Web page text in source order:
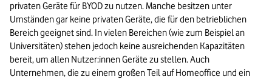
privaten Geräte für BYOD zu nutzen. Manche besitzen unter
Umständen gar keine privaten Geräte, die für den betrieblichen
Bereich geeignet sind. In vielen Bereichen (wie zum Beispiel an
Universitäten) stehen jedoch keine ausreichenden Kapazitäten
bereit, um allen Nutzer:innen Geräte zu stellen. Auch
Unternehmen, die zu einem großen Teil auf Homeoffice und ein